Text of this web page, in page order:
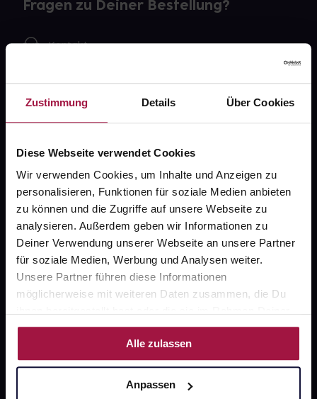
Zustimmung Details Über Cookies
Diese Webseite verwendet Cookies
Wir verwenden Cookies, um Inhalte und Anzeigen zu
personalisieren, Funktionen für soziale Medien anbieten
zu können und die Zugriffe auf unsere Webseite zu
analysieren. Außerdem geben wir Informationen zu
Deiner Verwendung unserer Webseite an unsere Partner
für soziale Medien, Werbung und Analysen weiter.
Unsere Partner führen diese Informationen
möglicherweise mit weiteren Daten zusammen, die Du
Nutzung der Dienste gesammelt haben.
Alle zulassen
Anpassen
Fragen zu Deiner Bestellung?
Kontakt
gesund.de
Über uns
Karriere
Newsletter
Barrierefreiheitserklärung
PAYBACK
Sanitätshäuser